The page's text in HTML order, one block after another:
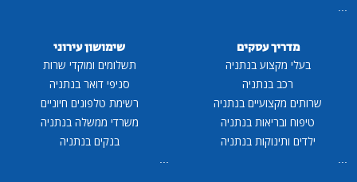
מדריך עסקים
בעלי מקצוע בנתניה
רכב בנתניה
שרותים מקצועיים בנתניה
טיפוח ובריאות בנתניה
ילדים ותינוקות בנתניה
שימושון עירוני
תשלומים ומוקדי שרות
סניפי דואר בנתניה
רשימת טלפונים חיוניים
משרדי ממשלה בנתניה
בנקים בנתניה